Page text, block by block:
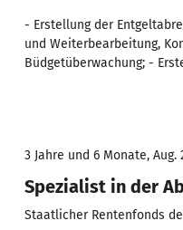
- Erstellung der
und Weiterbearbeitung,
Büdgetüberwachung; -
3 Jahre und 6 Monate, Aug.
Spezialist in der
Staatlicher Rentenfonds